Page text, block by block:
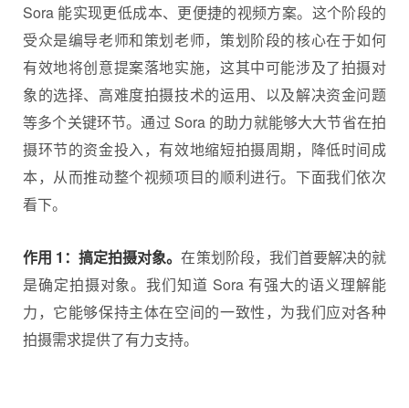
Sora 能实现更低成本、更便捷的视频方案。这个阶段的
受众是编导老师和策划老师，策划阶段的核心在于如何
有效地将创意提案落地实施，这其中可能涉及了拍摄对
象的选择、高难度拍摄技术的运用、以及解决资金问题
等多个关键环节。通过 Sora 的助力就能够大大节省在拍
摄环节的资金投入，有效地缩短拍摄周期，降低时间成
本，从而推动整个视频项目的顺利进行。下面我们依次
看下。
作用 1：搞定拍摄对象。在策划阶段，我们首要解决的就
是确定拍摄对象。我们知道 Sora 有强大的语义理解能
力，它能够保持主体在空间的一致性，为我们应对各种
拍摄需求提供了有力支持。